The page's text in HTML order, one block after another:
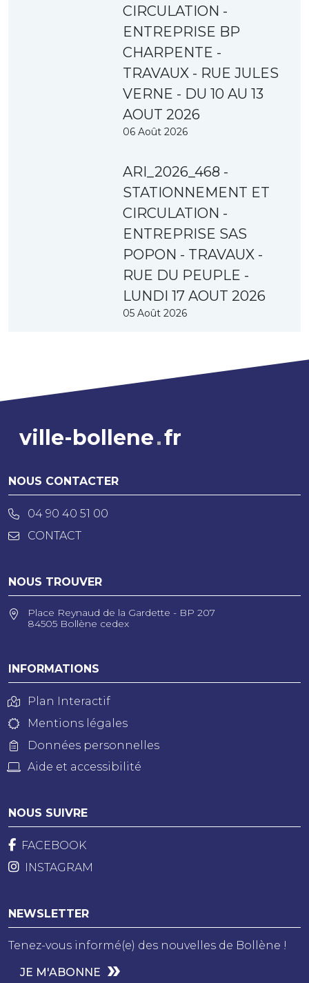
CIRCULATION -
ENTREPRISE BP
CHARPENTE -
TRAVAUX - RUE JULES
VERNE - DU 10 AU 13
AOUT 2026
06 Août 2026
ARI_2026_468 -
STATIONNEMENT ET
CIRCULATION -
ENTREPRISE SAS
POPON - TRAVAUX -
RUE DU PEUPLE -
LUNDI 17 AOUT 2026
05 Août 2026
ville-bollene fr
NOUS CONTACTER
04 90 40 51 00
CONTACT
NOUS TROUVER
Place Reynaud de la Gardette - BP 207
84505 Bollène cedex
INFORMATIONS
Plan Interactif
Mentions légales
Données personnelles
Aide et accessibilité
NOUS SUIVRE
FACEBOOK
INSTAGRAM
NEWSLETTER
Tenez-vous informé(e) des nouvelles de Bollène !
JE M'ABONNE